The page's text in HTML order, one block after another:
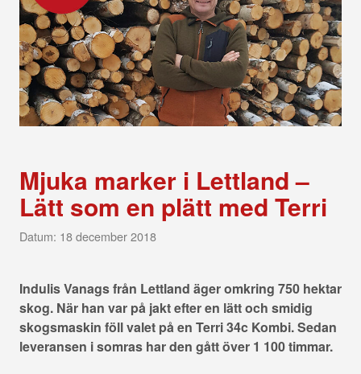
Mjuka marker i Lettland –
Lätt som en plätt med Terri
Datum: 18 december 2018
Indulis Vanags från Lettland äger omkring 750 hektar
skog. När han var på jakt efter en lätt och smidig
skogsmaskin föll valet på en Terri 34c Kombi. Sedan
leveransen i somras har den gått över 1 100 timmar.